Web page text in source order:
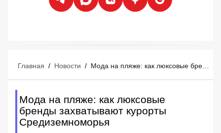
Главная / Новости / Мода на пляже: как люксовые бренды захватывают курорты Средиземноморья
Мода на пляже: как люксовые
бренды захватывают курорты
Средиземноморья